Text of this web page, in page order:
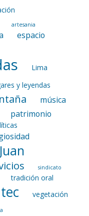
artesania
espacio
Lima
y leyendas
música
patrimonio
sindicato
tradición oral
vegetación